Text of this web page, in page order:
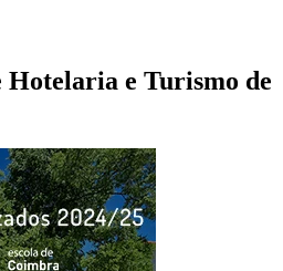
Hotelaria e Turismo de